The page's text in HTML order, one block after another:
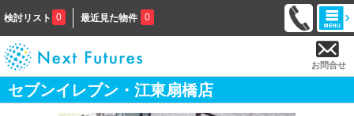
検討リスト 0 最近見た物件 0
お問合せ
セブンイレブン・江東扇橋店